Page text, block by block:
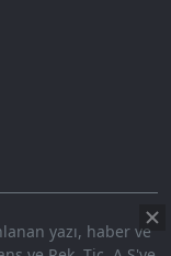
yazı, haber ve